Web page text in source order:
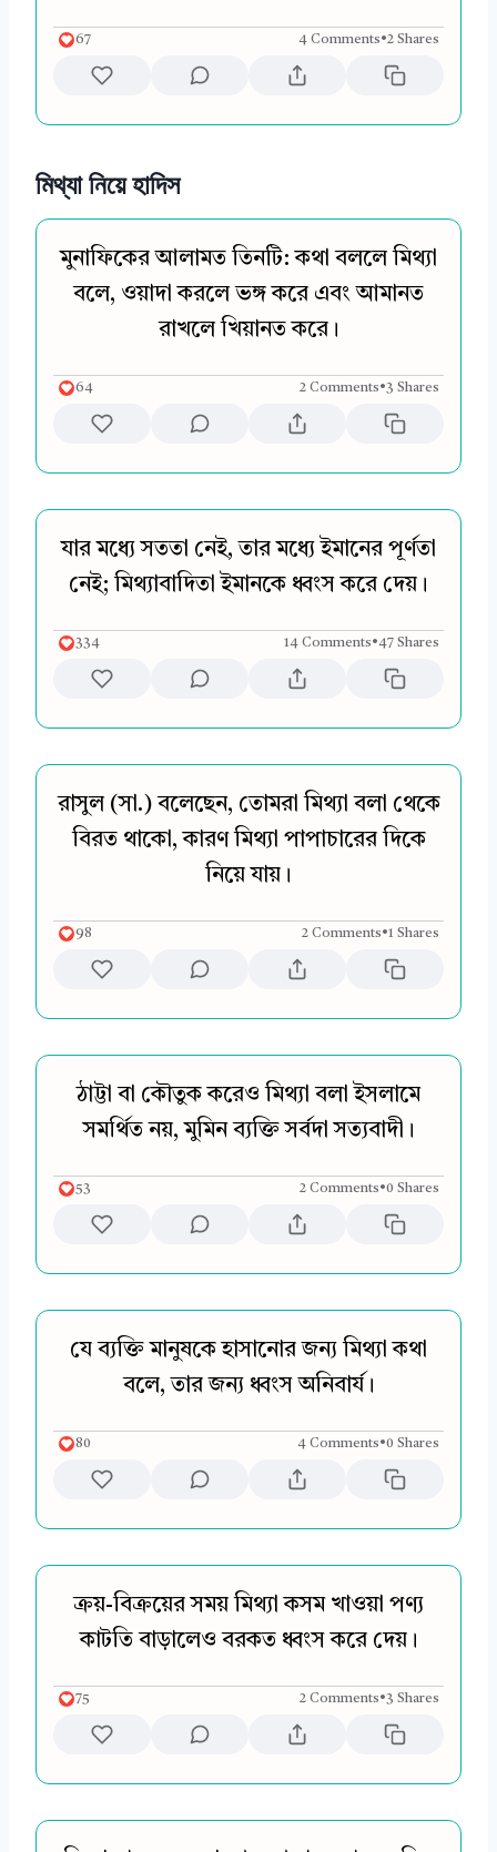
67 4 Comments•2 Shares
মিথ্যা নিয়ে হাদিস
মুনাফিকের আলামত তিনটি: কথা বললে মিথ্যা
বলে, ওয়াদা করলে ভঙ্গ করে এবং আমানত
রাখলে খিয়ানত করে।
64 2 Comments•3 Shares
যার মধ্যে সততা নেই, তার মধ্যে ইমানের পূর্ণতা
নেই; মিথ্যাবাদিতা ইমানকে ধ্বংস করে দেয়।
334 14 Comments•47 Shares
রাসুল (সা.) বলেছেন, তোমরা মিথ্যা বলা থেকে
বিরত থাকো, কারণ মিথ্যা পাপাচারের দিকে
নিয়ে যায়।
98 2 Comments•1 Shares
ঠাট্টা বা কৌতুক করেও মিথ্যা বলা ইসলামে
সমর্থিত নয়, মুমিন ব্যক্তি সর্বদা সত্যবাদী।
53 2 Comments•0 Shares
যে ব্যক্তি মানুষকে হাসানোর জন্য মিথ্যা কথা
বলে, তার জন্য ধ্বংস অনিবার্য।
80 4 Comments•0 Shares
ক্রয়-বিক্রয়ের সময় মিথ্যা কসম খাওয়া পণ্য
কাটতি বাড়ালেও বরকত ধ্বংস করে দেয়।
75 2 Comments•3 Shares